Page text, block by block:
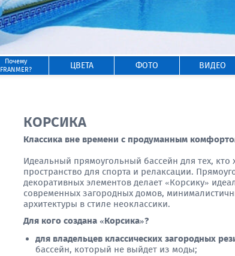
Почему
FRANMER?
ЦВЕТА ФОТО ВИДЕО
КОРСИКА
Классика вне времени с продуманным
Идеальный прямоугольный бассейн для тех, кто
пространство для спорта и релаксации.
декоративных элементов делает «Корсику»
современных загородных домов,
архитектуры в стиле неоклассики.
Для кого создана «Корсика»?
для владельцев классических загородных
бассейн, который не выйдет из моды;